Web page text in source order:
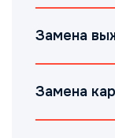
Замена
Замена